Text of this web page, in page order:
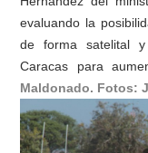
evaluando la
de forma satelital y
Caracas para
Maldonado. Fotos: